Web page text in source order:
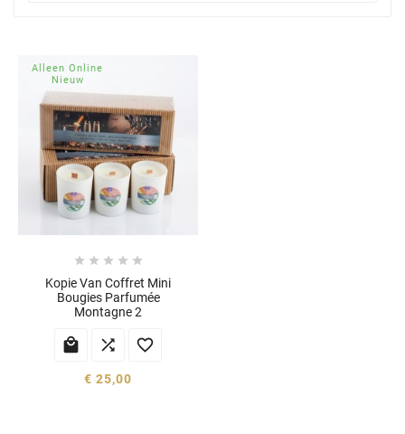
Alleen Online
Nieuw
    
Kopie Van Coffret Mini
Bougies Parfumée
Montagne 2
  
€ 25,00